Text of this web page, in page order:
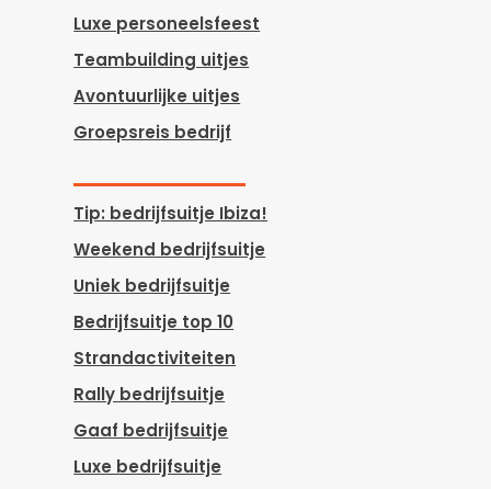
Luxe personeelsfeest
Teambuilding uitjes
Avontuurlijke uitjes
Groepsreis bedrijf
Tip: bedrijfsuitje Ibiza!
Weekend bedrijfsuitje
Uniek bedrijfsuitje
Bedrijfsuitje top 10
Strandactiviteiten
Rally bedrijfsuitje
Gaaf bedrijfsuitje
Luxe bedrijfsuitje